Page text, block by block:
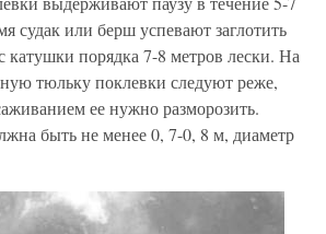
судак или берш успевают заглотить
катушки порядка 7-8 метров лески. На
тюльку поклевки следуют реже,
ее нужно разморозить.
быть не менее 0, 7-0, 8 м, диаметр